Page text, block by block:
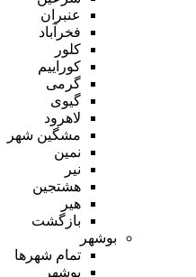
عنبران
فخرآباد
کلور
کوراییم
گرمی
گیوی
لاهرود
مشگین شهر
نمین
نیر
هشتجین
هیر
بازگشت
بوشهر
تمام شهر‌ها
بوشهر